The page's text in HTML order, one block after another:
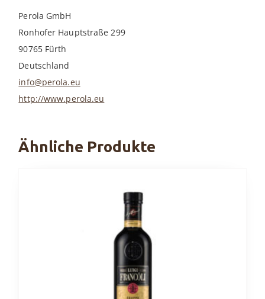
Perola GmbH
Ronhofer Hauptstraße 299
90765 Fürth
Deutschland
info@perola.eu
http://www.perola.eu
Ähnliche Produkte